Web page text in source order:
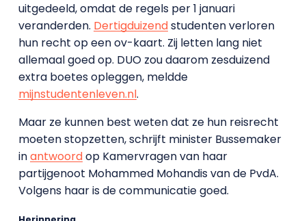
uitgedeeld, omdat de regels per 1 januari
veranderden. Dertigduizendstudenten verloren
hun recht op een ov-kaart. Zij letten lang niet
allemaal goed op. DUO zou daarom zesduizend
extra boetes opleggen, meldde
mijnstudentenleven.nl.
Maar ze kunnen best weten dat ze hun reisrecht
moeten stopzetten, schrijft minister Bussemaker
inantwoordop Kamervragen van haar
partijgenoot Mohammed Mohandis van de PvdA.
Volgens haar is de communicatie goed.